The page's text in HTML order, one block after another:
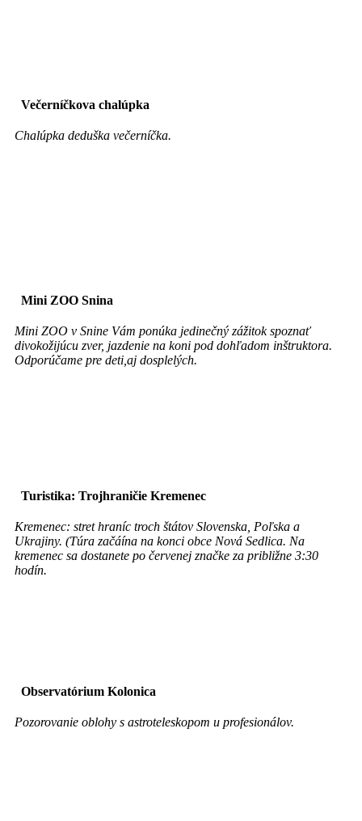
Večerníčkova chalúpka
Chalúpka deduška večerníčka.
Mini ZOO Snina
Mini ZOO v Snine Vám ponúka jedinečný zážitok spoznať
divokožijúcu zver, jazdenie na koni pod dohľadom inštruktora.
Odporúčame pre deti,aj dosplelých.
Turistika: Trojhraničie Kremenec
Kremenec: stret hraníc troch štátov Slovenska, Poľska a
Ukrajiny. (Túra začáína na konci obce Nová Sedlica. Na
kremenec sa dostanete po červenej značke za približne 3:30
hodín.
Observatórium Kolonica
Pozorovanie oblohy s astroteleskopom u profesionálov.